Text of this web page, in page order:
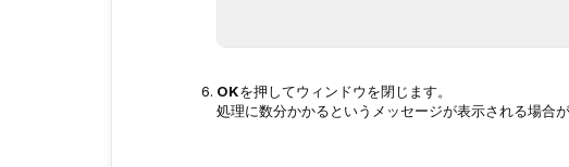
OKを押してウィンドウを閉じます。
処理に数分かかるというメッセージが表示される場合